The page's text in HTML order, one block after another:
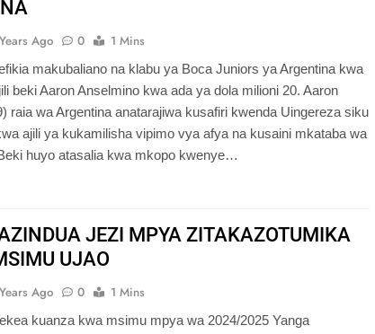
Ago 0 1 Mins
makubaliano na klabu ya Boca Juniors ya Argentina kwa
beki Aaron Anselmino kwa ada ya dola milioni 20. Aaron
raia wa Argentina anatarajiwa kusafiri kwenda Uingereza siku
ajili ya kukamilisha vipimo vya afya na kusaini mkataba wa
huyo atasalia kwa mkopo kwenye…
JEZI MPYA ZITAKAZOTUMIKA
UJAO
Ago 0 1 Mins
kuanza kwa msimu mpya wa 2024/2025 Yanga